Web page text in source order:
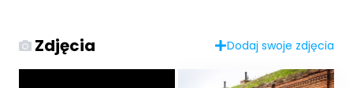
Zdjęcia Dodaj swoje zdjęcia